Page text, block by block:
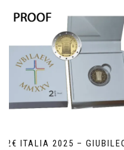
2€ ITALIA 2025 –